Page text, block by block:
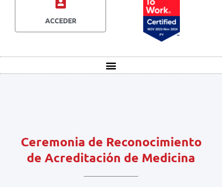
ACCEDER
Ceremonia de Reconocimiento
de Acreditación de Medicina